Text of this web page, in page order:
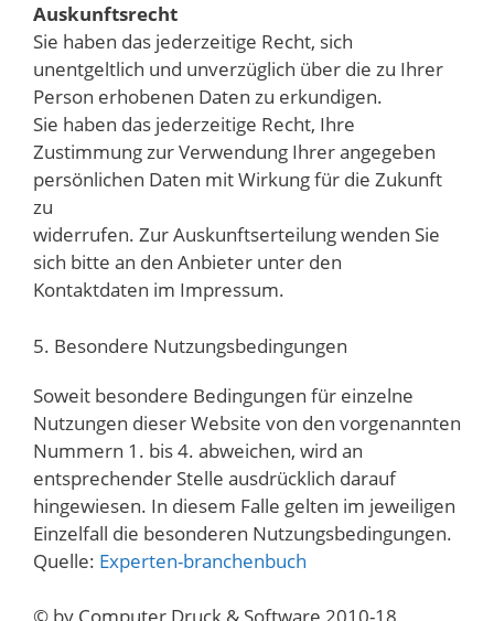
Auskunftsrecht
Sie haben das jederzeitige Recht, sich
unentgeltlich und unverzüglich über die zu Ihrer
Person erhobenen Daten zu erkundigen.
Sie haben das jederzeitige Recht, Ihre
Zustimmung zur Verwendung Ihrer angegeben
persönlichen Daten mit Wirkung für die Zukunft
zu
widerrufen. Zur Auskunftserteilung wenden Sie
sich bitte an den Anbieter unter den
Kontaktdaten im Impressum.
5. Besondere Nutzungsbedingungen
Soweit besondere Bedingungen für einzelne
Nutzungen dieser Website von den vorgenannten
Nummern 1. bis 4. abweichen, wird an
entsprechender Stelle ausdrücklich darauf
hingewiesen. In diesem Falle gelten im jeweiligen
Einzelfall die besonderen Nutzungsbedingungen.
Quelle: Experten-branchenbuch